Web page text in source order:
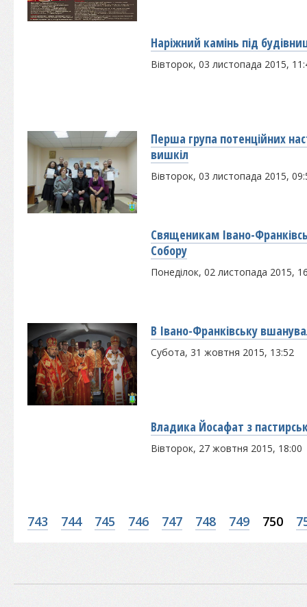
Наріжний камінь під
Вівторок, 03 листопада 2015,
Перша група потенційних
вишкіл
Вівторок, 03 листопада 2015,
Священикам Івано-
Собору
Понеділок, 02 листопада 2015,
В Івано-Франківську
Субота, 31 жовтня 2015, 13:52
Владика Йосафат з
Вівторок, 27 жовтня 2015, 18:00
743 744 745 746 747 748 749 750